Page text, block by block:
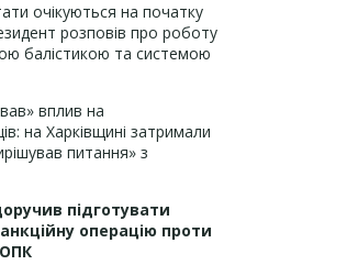
очікуються на початку
розповів про роботу
балістикою та системою
вплив на
на Харківщині затримали
питання» з
підготувати
операцію проти